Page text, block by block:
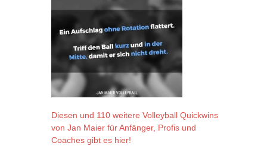
Diesen und 110 weitere Volleyball Quickwins
von Jan Maier für Anfänger, Profis und
Coaches gibt es hier!